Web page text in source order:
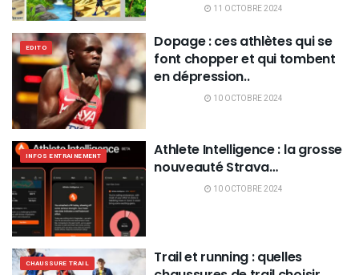
11 OCTOBRE 2024
EDITO
Dopage : ces athlètes qui se
font chopper et qui tombent
en dépression..
10 OCTOBRE 2024
INFOS ENTRAINEMENT
Athlete Intelligence : la grosse
nouveauté Strava…
10 OCTOBRE 2024
CHAUSSURE TRAIL
Trail et running : quelles